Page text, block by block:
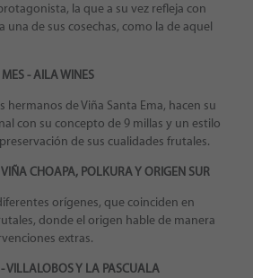
la que a su vez refleja con
una de sus cosechas, como la de aquel
- AILA WINES
hermanos de Viña Santa Ema, hacen su
con su concepto de 9 millas y un estilo
de sus cualidades frutales.
CHOAPA, POLKURA Y ORIGEN SUR
orígenes, que coinciden en
donde el origen hable de manera
extras.
VILLALOBOS Y LA PASCUALA